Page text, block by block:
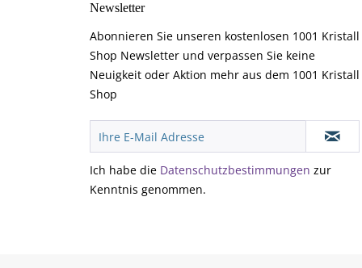
Newsletter
Abonnieren Sie unseren kostenlosen 1001 Kristall
Shop Newsletter und verpassen Sie keine
Neuigkeit oder Aktion mehr aus dem 1001 Kristall
Shop
Ich habe die Datenschutzbestimmungen zur
Kenntnis genommen.